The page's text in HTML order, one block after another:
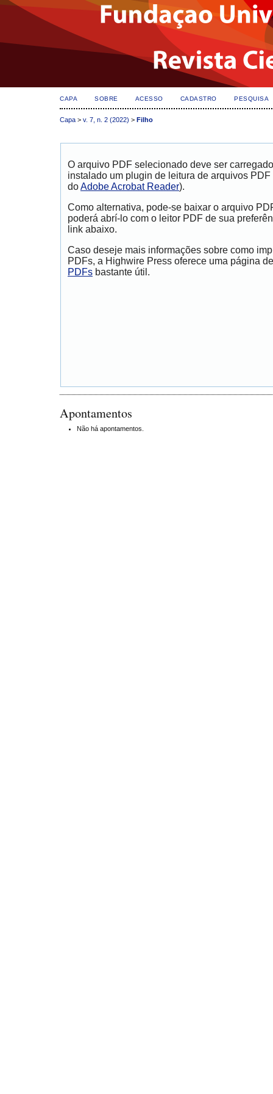
CAPA SOBRE ACESSO CADASTRO PESQUISA
Capa > v. 7, n. 2 (2022) > Filho
O arquivo PDF selecionado deve ser
instalado um plugin de leitura de arquivos
doAdobe Acrobat Reader).
Como alternativa, pode-se baixar o arquivo
poderá abrí-lo com o leitor PDF de sua
link abaixo.
Caso deseje mais informações sobre como
PDFs, a Highwire Press oferece uma página
PDFs bastante útil.
Apontamentos
Não há apontamentos.